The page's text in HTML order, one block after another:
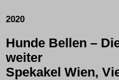
2020
Hunde Bellen –
weiter
Spekakel Wien,